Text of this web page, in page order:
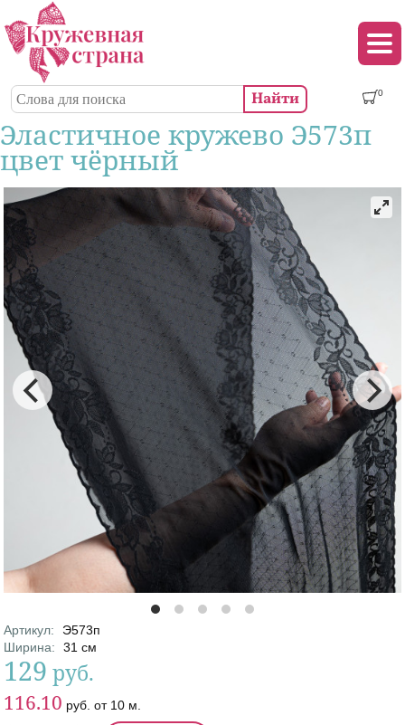
Перейти к основному содержанию
Форма поиска
Поиск 0
Эластичное кружево Э573п
цвет чёрный
Артикул:
Э573п
Характеристики
Ширина: 31 см
Цена
129 руб.
Цена от
116.10 руб. от 10 м.